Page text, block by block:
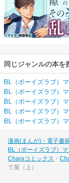
同じジャンルの本を
BL（ボーイズラブ）
BL（ボーイズラブ）
BL（ボーイズラブ）
BL（ボーイズラブ）
BL（ボーイズラブ）
漫画(まんが)・電子書
BL（ボーイズラブ）
Charaコミックス
て屋（上）